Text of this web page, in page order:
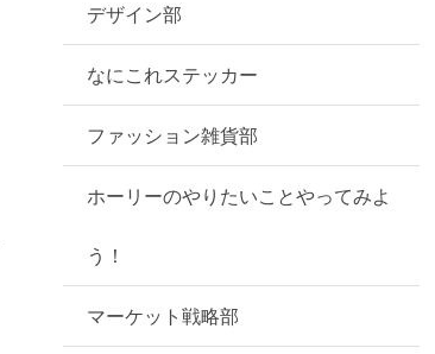
デザイン部
なにこれステッカー
ファッション雑貨部
ホーリーのやりたいことやってみよ
う！
マーケット戦略部